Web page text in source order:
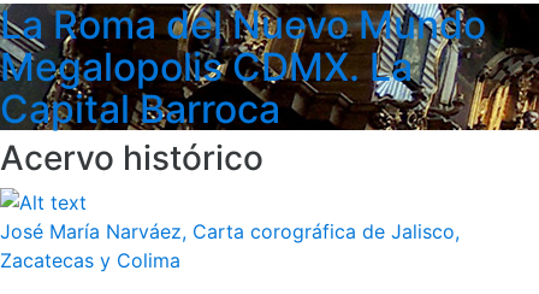
La Roma del Nuevo Mundo
Megalopolis CDMX. La
Capital Barroca
Acervo histórico
José María Narváez, Carta corográfica de Jalisco,
Zacatecas y Colima